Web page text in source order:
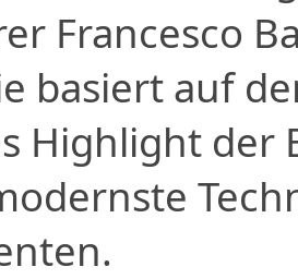
Francesco
basiert auf
Highlight der